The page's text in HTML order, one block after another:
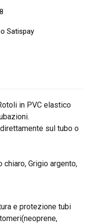
Satispay
in PVC elastico
sul tubo o
chiaro, Grigio argento,
e protezione tubi